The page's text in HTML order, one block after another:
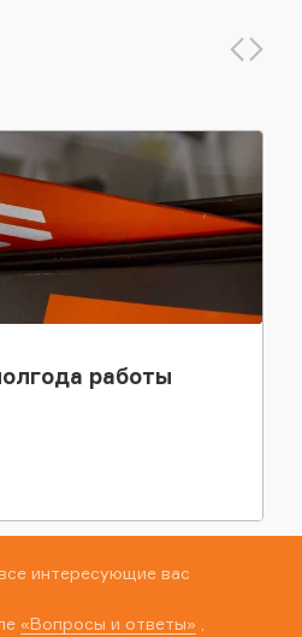
работы
интересующие вас
«Вопросы и ответы»